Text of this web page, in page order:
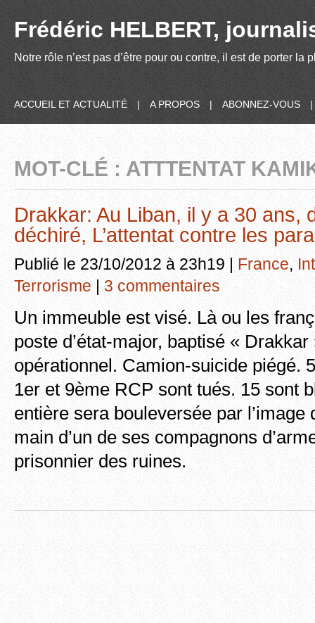
Frédéric HELBERT,
Notre rôle n’est pas d’être pour ou contre, il est de porter
ACCUEIL ET ACTUALITÉ | A PROPOS | ABONNEZ-VOUS |
MOT-CLÉ : ATTTENTAT
Drakkar: Au Liban, il y a 30 ans,
déchiré, L’attentat contre les
Publié le 23/10/2012 à 23h19 | France,
Terrorisme | 3 commentaires
Un immeuble est visé. Là ou les
poste d’état-major, baptisé «
opérationnel. Camion-suicide piégé.
1er et 9ème RCP sont tués. 15 sont
entière sera bouleversée par l’image
main d’un de ses compagnons
prisonnier des ruines.